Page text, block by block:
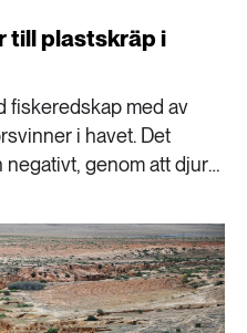
till plastskräp i
fiskeredskap med av
i havet. Det
negativt, genom att djur